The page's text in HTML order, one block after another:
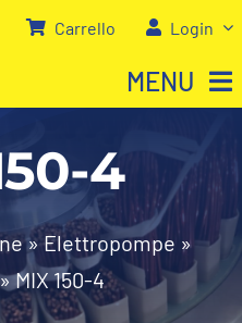
Carrello Login
MENU
4
»Elettropompe »
MIX 150-4